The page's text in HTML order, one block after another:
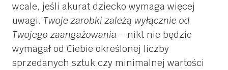
wcale, jeśli akurat dziecko wymaga więcej
uwagi. Twoje zarobki zależą wyłącznie od
Twojego zaangażowania – nikt nie będzie
wymagał od Ciebie określonej liczby
sprzedanych sztuk czy minimalnej wartości